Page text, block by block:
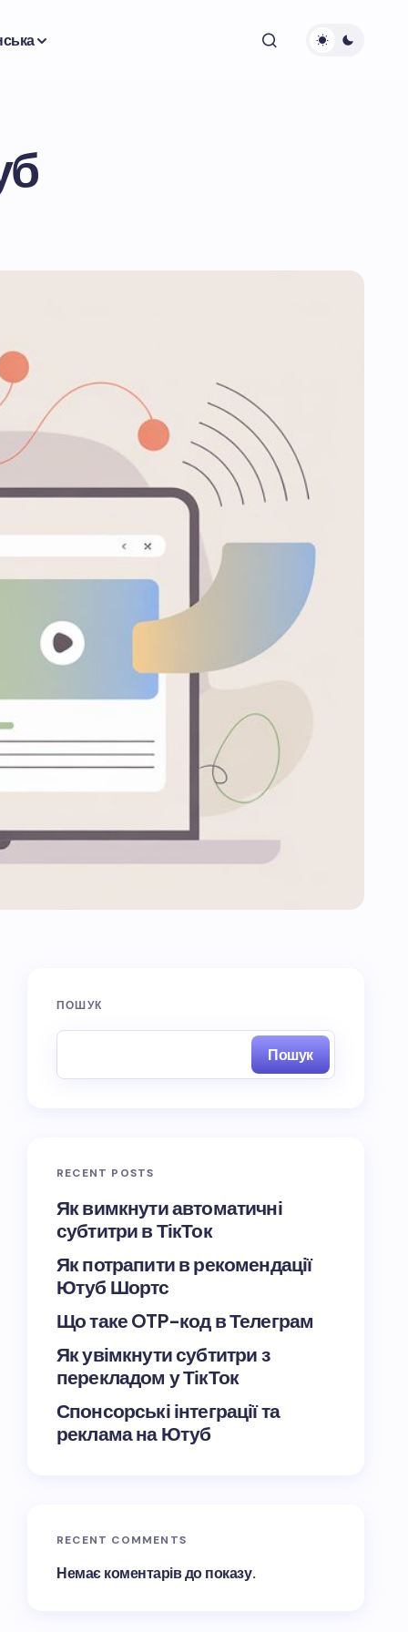
ПОШУК
Пошук
RECENT POSTS
Як вимкнути автоматичні
субтитри в ТікТок
Як потрапити в рекомендації
Ютуб Шортс
Що таке OTP-код в Телеграм
Як увімкнути субтитри з
перекладом у ТікТок
Спонсорські інтеграції та
реклама на Ютуб
RECENT COMMENTS
Немає коментарів до показу.